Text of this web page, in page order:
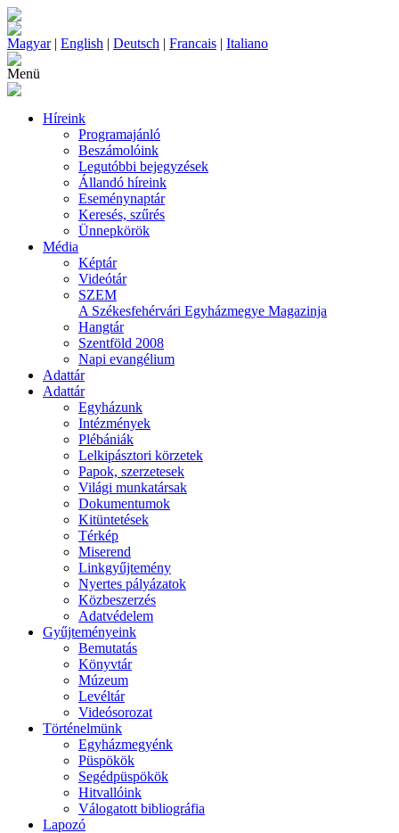
Magyar| English | Deutsch | Francais | Italiano
Menü
Híreink
Programajánló
Beszámolóink
Legutóbbi bejegyzések
Állandó híreink
Eseménynaptár
Keresés, szűrés
Ünnepkörök
Média
Képtár
Videótár
SZEM
A Székesfehérvári Egyházmegye Magazinja
Hangtár
Szentföld 2008
Napi evangélium
Adattár
Adattár
Egyházunk
Intézmények
Plébániák
Lelkipásztori körzetek
Papok, szerzetesek
Világi munkatársak
Dokumentumok
Kitüntetések
Térkép
Miserend
Linkgyűjtemény
Nyertes pályázatok
Közbeszerzés
Adatvédelem
Gyűjteményeink
Bemutatás
Könyvtár
Múzeum
Levéltár
Videósorozat
Történelmünk
Egyházmegyénk
Püspökök
Segédpüspökök
Hitvallóink
Válogatott bibliográfia
Lapozó